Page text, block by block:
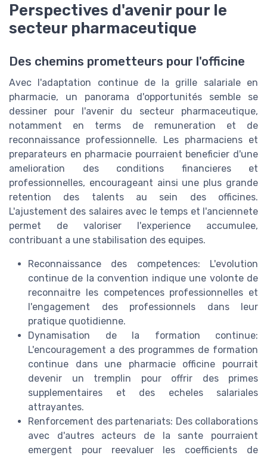
Perspectives d'avenir pour le
secteur pharmaceutique
Des chemins prometteurs pour l'officine
Avec l'adaptation continue de la grille salariale en
pharmacie, un panorama d'opportunités semble se
dessiner pour l'avenir du secteur pharmaceutique,
notamment en terms de remuneration et de
reconnaissance professionnelle. Les pharmaciens et
preparateurs en pharmacie pourraient beneficier d'une
amelioration des conditions financieres et
professionnelles, encourageant ainsi une plus grande
retention des talents au sein des officines.
L'ajustement des salaires avec le temps et l'anciennete
permet de valoriser l'experience accumulee,
contribuant a une stabilisation des equipes.
Reconnaissance des competences: L'evolution
continue de la convention indique une volonte de
reconnaitre les competences professionnelles et
l'engagement des professionnels dans leur
pratique quotidienne.
Dynamisation de la formation continue:
L'encouragement a des programmes de formation
continue dans une pharmacie officine pourrait
devenir un tremplin pour offrir des primes
supplementaires et des echeles salariales
attrayantes.
Renforcement des partenariats: Des collaborations
avec d'autres acteurs de la sante pourraient
emergent pour reevaluer les coefficients de